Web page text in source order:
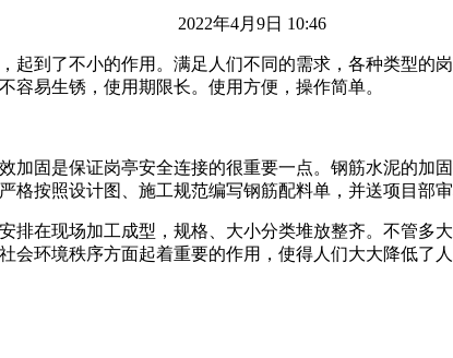
2022年4月9日 10:46
到了不小的作用。满足人们不同的需求，各种类型的
容易生锈，使用期限长。使用方便，操作简单。
固是保证岗亭安全连接的很重要一点。钢筋水泥的加
按照设计图、施工规范编写钢筋配料单，并送项目部审
在现场加工成型，规格、大小分类堆放整齐。不管多
环境秩序方面起着重要的作用，使得人们大大降低了人